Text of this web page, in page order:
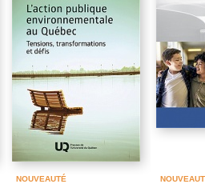
NOUVEAUTÉ